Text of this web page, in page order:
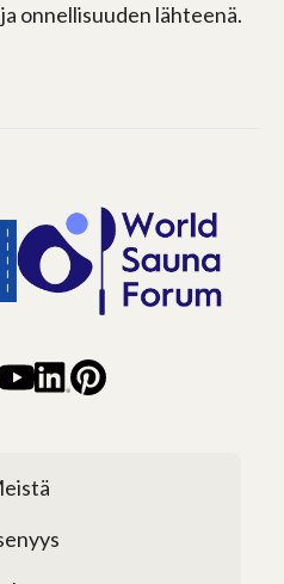
onnellisuuden lähteenä.